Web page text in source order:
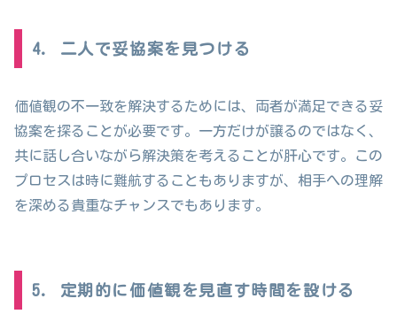
4. 二人で妥協案を見つける
価値観の不一致を解決するためには、両者が満足できる妥
協案を探ることが必要です。一方だけが譲るのではなく、
共に話し合いながら解決策を考えることが肝心です。この
プロセスは時に難航することもありますが、相手への理解
を深める貴重なチャンスでもあります。
5. 定期的に価値観を見直す時間を設ける